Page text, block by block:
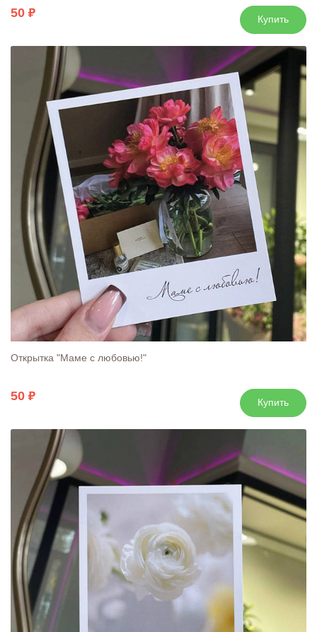
50 Купить
Открытка "Маме с любовью!"
50 Купить